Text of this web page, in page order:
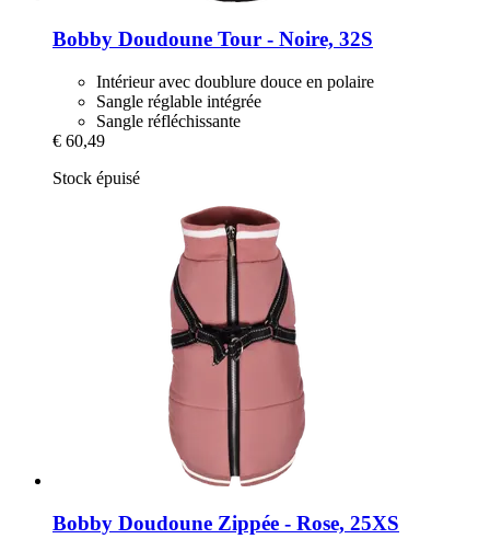
Bobby Doudoune Tour -​ Noire, 32S
Intérieur avec doublure douce en polaire
Sangle réglable intégrée
Sangle réfléchissante
€ 60,49
Stock épuisé
Bobby Doudoune Zippée -​ Rose, 25XS